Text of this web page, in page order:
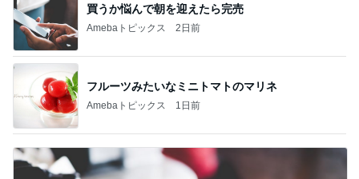
買うか悩んで朝を迎えたら完売
Amebaトピックス 2日前
フルーツみたいなミニトマトのマリネ
Amebaトピックス 1日前